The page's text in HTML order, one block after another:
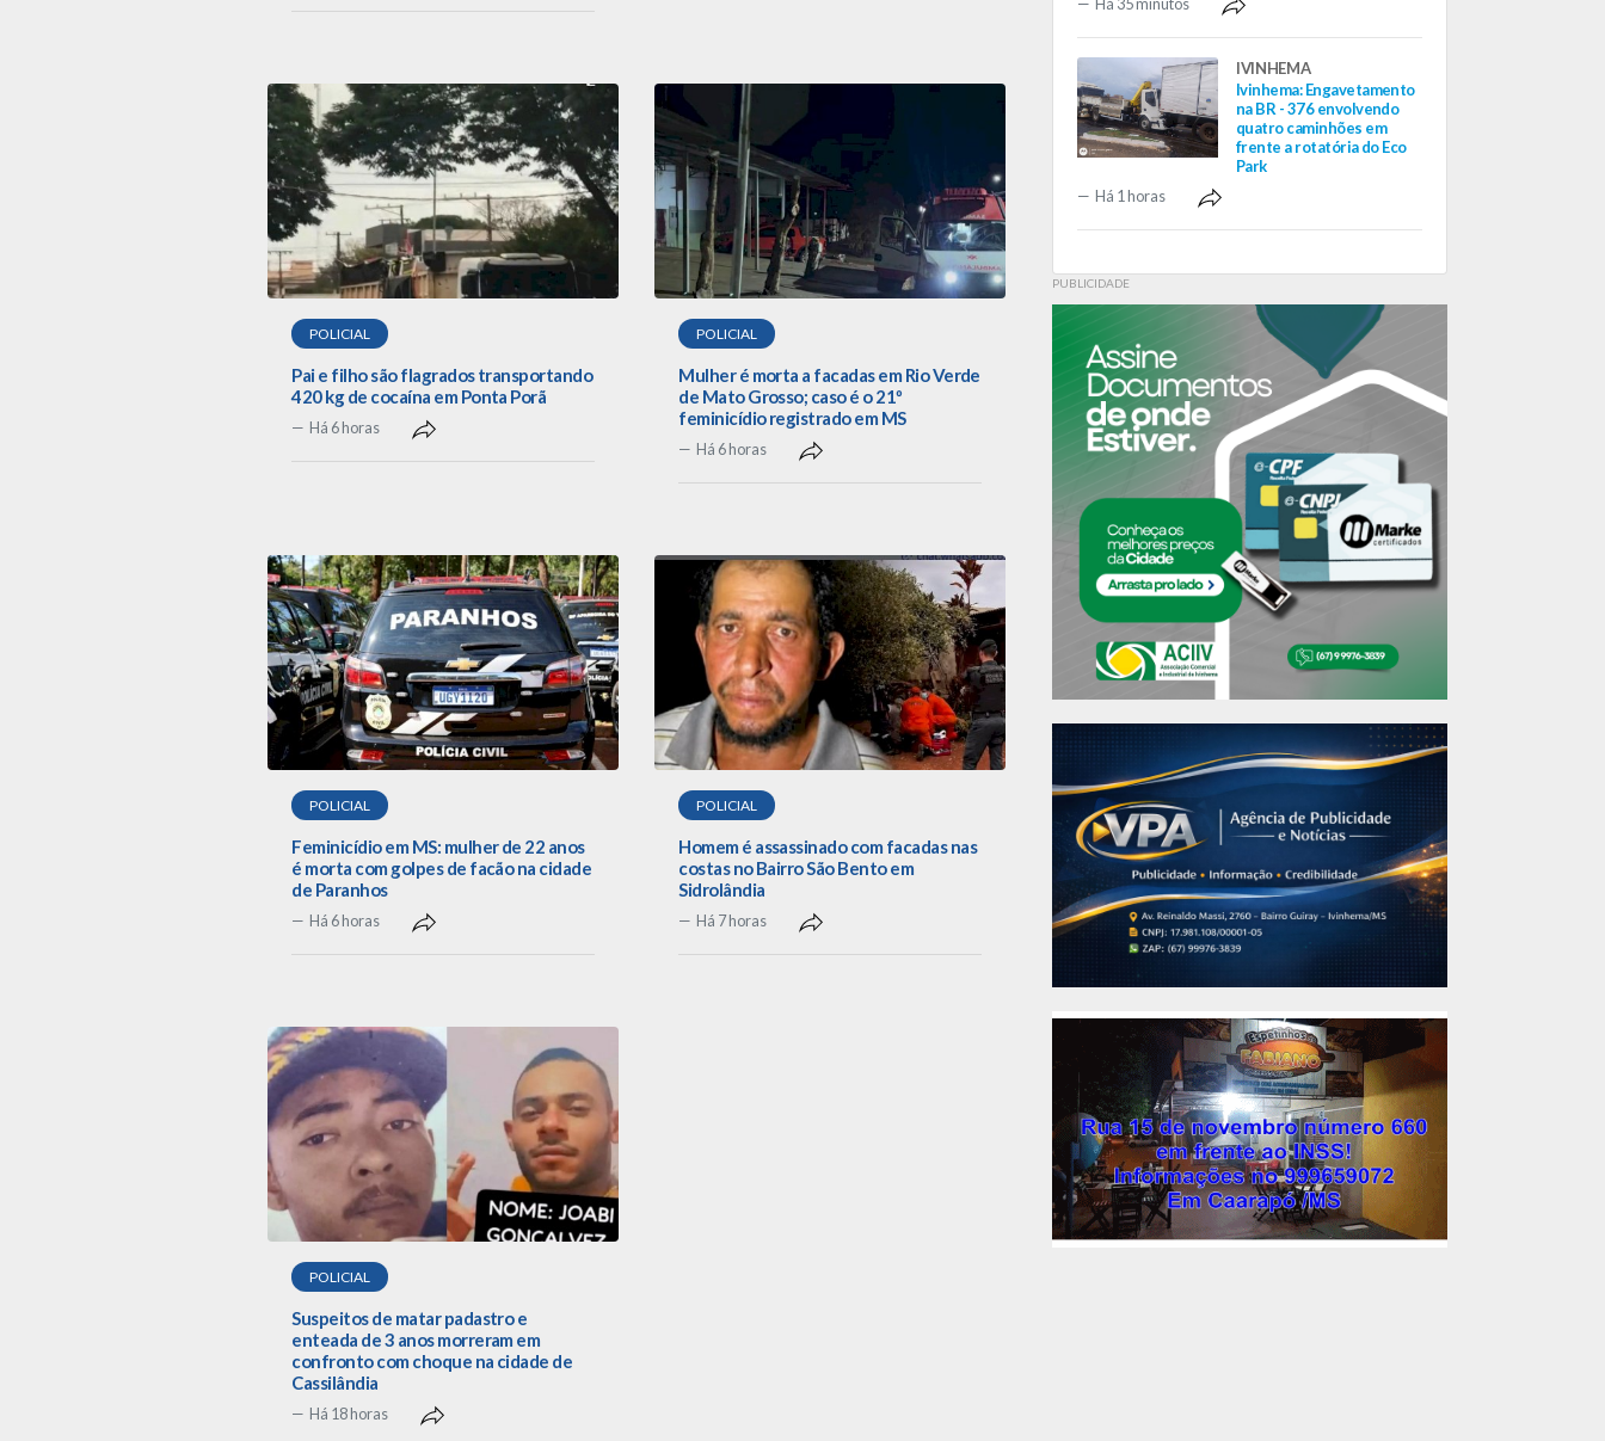
POLICIAL
Pai e filho são flagrados transportando
420 kg de cocaína em Ponta Porã
Há 6 horas
POLICIAL
Mulher é morta a facadas em Rio Verde
de Mato Grosso; caso é o 21º
feminicídio registrado em MS
Há 6 horas
POLICIAL
Feminicídio em MS: mulher de 22 anos
é morta com golpes de facão na cidade
de Paranhos
Há 6 horas
POLICIAL
Homem é assassinado com facadas nas
costas no Bairro São Bento em
Sidrolândia
Há 7 horas
POLICIAL
Suspeitos de matar padastro e
enteada de 3 anos morreram em
confronto com choque na cidade de
Cassilândia
Há 18 horas
Há 35 minutos
IVINHEMA
Ivinhema: Engavetamento
na BR - 376 envolvendo
quatro caminhões em
frente a rotatória do Eco
Park
Há 1 horas
PUBLICIDADE